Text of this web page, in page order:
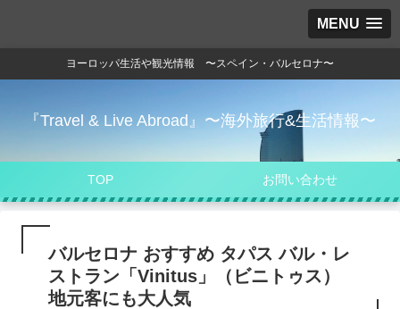
MENU
ヨーロッパ生活や観光情報 〜スペイン・バルセロナ〜
『Travel & Live Abroad』〜海外旅行&生活情報〜
TOP お問い合わせ
バルセロナ おすすめ タパス バル・レ
ストラン「Vinitus」（ビニトゥス）
地元客にも大人気